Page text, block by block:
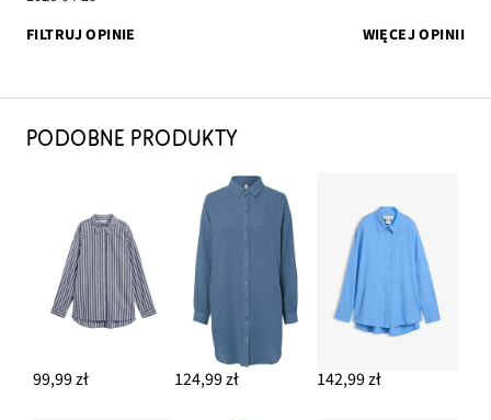
FILTRUJ OPINIE
WIĘCEJ OPINII
PODOBNE PRODUKTY
99,99 zł 124,99 zł 142,99 zł